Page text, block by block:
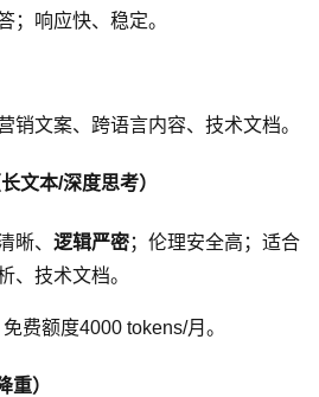
；响应快、稳定。
销文案、跨语言内容、技术文档。
文本/深度思考）
晰、 逻辑严密；伦理安全高；适合
、技术文档。
免费额度4000 tokens/月。
重）